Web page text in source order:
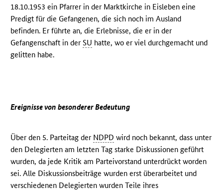
18.10.1953 ein Pfarrer in der Marktkirche in Eisleben eine
Predigt für die Gefangenen, die sich noch im Ausland
befinden. Er führte an, die Erlebnisse, die er in der
Gefangenschaft in derSU hatte, wo er viel durchgemacht und
gelitten habe.
Ereignisse von besonderer Bedeutung
Über den 5. Parteitag der NDPD wird noch bekannt, dass unter
den Delegierten am letzten Tag starke Diskussionen geführt
wurden, da jede Kritik am Parteivorstand unterdrückt worden
sei. Alle Diskussionsbeiträge wurden erst überarbeitet und
verschiedenen Delegierten wurden Teile ihres